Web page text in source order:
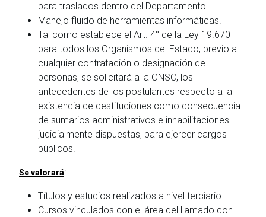
para traslados dentro del Departamento.
Manejo fluido de herramientas informáticas.
Tal como establece el Art. 4° de la Ley 19.670
para todos los Organismos del Estado, previo a
cualquier contratación o designación de
personas, se solicitará a la ONSC, los
antecedentes de los postulantes respecto a la
existencia de destituciones como consecuencia
de sumarios administrativos e inhabilitaciones
judicialmente dispuestas, para ejercer cargos
públicos.
Se valorará:
Títulos y estudios realizados a nivel terciario.
Cursos vinculados con el área del llamado con